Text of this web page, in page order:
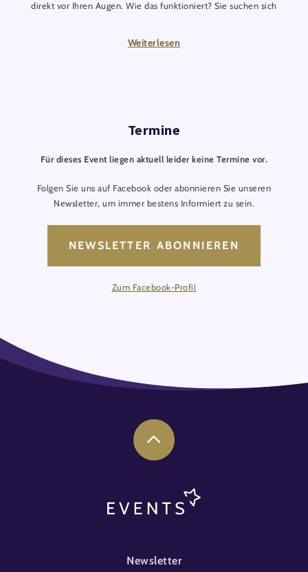
direkt vor Ihren Augen. Wie das funktioniert? Sie suchen sich
stehen allerlei frische Köstlichkeiten aus der ganzen Welt. Wir
Weiterlesen
Termine
Für dieses Event liegen aktuell leider keine Termine vor.
Folgen Sie uns auf Facebook oder abonnieren Sie unseren
Newsletter, um immer bestens Informiert zu sein.
NEWSLETTER ABONNIEREN
Zum Facebook-Profil
FOOTER-EVENT
Newsletter